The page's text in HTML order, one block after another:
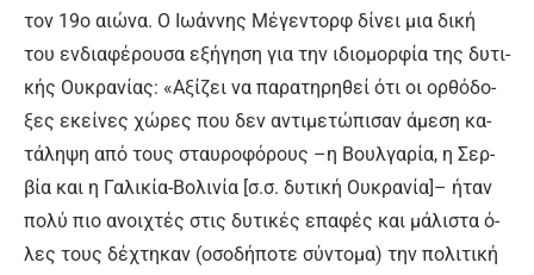
τον 19ο αιώ­να. Ο Ιω­άν­νης Μέ­γε­ντορ­φ δί­νει μια δι­κή
του εν­δια­φέ­ρου­σα ε­ξή­γη­ση για την ι­διο­μορ­φί­α της δυ­τι­
κής Ου­κρα­νί­ας: «Α­ξί­ζει να πα­ρα­τη­ρη­θεί ό­τι οι ορ­θό­δο­
ξες ε­κεί­νες χώ­ρες που δεν α­ντι­με­τώ­πι­σαν ά­με­ση κα­
τά­λη­ψη α­πό τους σταυ­ρο­φό­ρους –η Βουλ­γα­ρί­α, η Σερ­
βί­α και η Γα­λι­κί­α-Βο­λι­νί­α [σ.σ. δυ­τι­κή Ου­κρα­νί­α]– ή­ταν
πο­λύ πιο α­νοι­χτές στις δυ­τι­κές ε­πα­φές και μά­λι­στα ό­
λες τους δέ­χτη­καν (ο­σο­δή­πο­τε σύ­ντο­μα) την πο­λι­τι­κή